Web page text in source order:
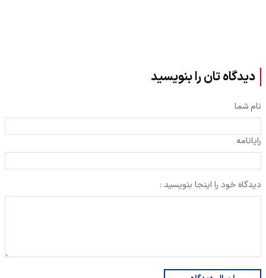
دیدگاه تان را بنویسید
نام شما
رایانامه
دیدگاه خود را اینجا بنویسید :